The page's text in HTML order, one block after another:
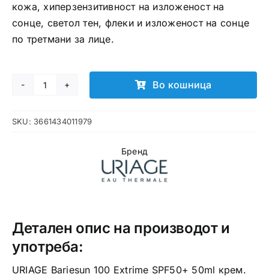
кожа, хиперзензитивност на изложеност на
сонце, светол тен, флеки и изложеност на сонце
по третмани за лице.
URIAGE
100
Во кошница
SKU: 3661434011979
Бренд
Детален опис на производот и
употреба:
URIAGE Bariesun 100 Extrime SPF50+ 50ml крем.